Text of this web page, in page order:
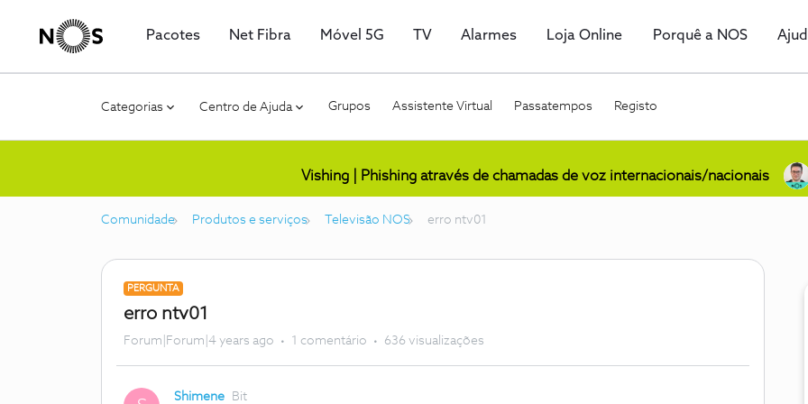
Pacotes Net Fibra Móvel 5G TV Alarmes Loja Online Porquê a NOS
Categorias Centro de Ajuda Grupos Assistente Virtual Passatempos Registo
Vishing | Phishing através de chamadas de voz internacionais/nacionais
Comunidade Produtos e serviços Televisão NOS erro ntv01
PERGUNTA
erro ntv01
Forum|Forum|4 years ago 1 comentário 636 visualizações
Shimene Bit